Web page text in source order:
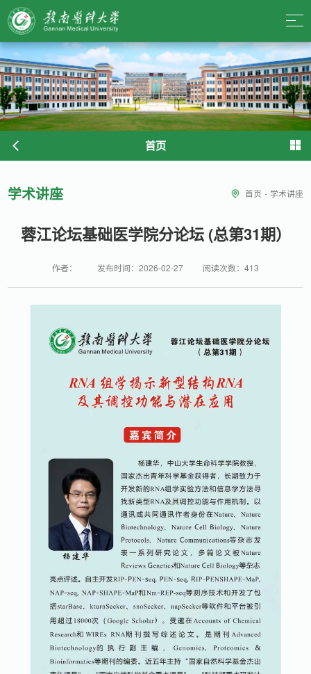
首页
学术讲座 首页 - 学术讲座
蓉江论坛基础医学院分论坛 (总第31期）
作者： 发布时间：2026-02-27 阅读次数： 413